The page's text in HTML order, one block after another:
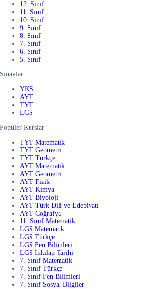
12. Sınıf
11. Sınıf
10. Sınıf
9. Sınıf
8. Sınıf
7. Sınıf
6. Sınıf
5. Sınıf
Sınavlar
YKS
AYT
TYT
LGS
Popüler Kurslar
TYT Matematik
TYT Geometri
TYT Türkçe
AYT Matematik
AYT Geometri
AYT Fizik
AYT Kimya
AYT Biyoloji
AYT Türk Dili ve Edebiyatı
AYT Coğrafya
11. Sınıf Matematik
LGS Matematik
LGS Türkçe
LGS Fen Bilimleri
LGS İnkılap Tarihi
7. Sınıf Matematik
7. Sınıf Türkçe
7. Sınıf Fen Bilimleri
7. Sınıf Sosyal Bilgiler